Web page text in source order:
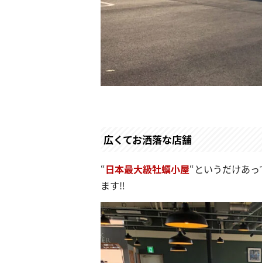
広くてお洒落な店舗
“日本最大級牡蠣小屋“というだけあっ
ます‼